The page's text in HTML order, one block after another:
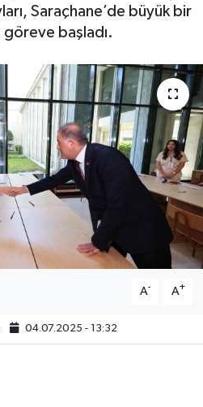
Saraçhane’de büyük bir
göreve başladı.
A- A+
04.07.2025 - 13:32